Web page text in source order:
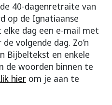
40-dagenretraite van
op de Ignatiaanse
dag een e-mail met
volgende dag. Zo’n
Bijbeltekst en enkele
de woorden binnen te
hier om je aan te